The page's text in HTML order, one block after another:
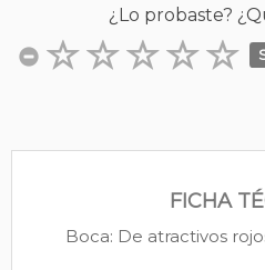
¿Lo probaste?
FICHA
Boca: De atractivos